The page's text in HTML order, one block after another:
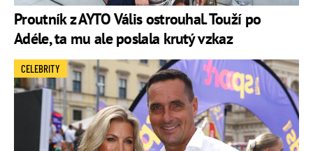
Proutník z AYTO Vális ostrouhal. Touží po
Adéle, ta mu ale poslala krutý vzkaz
CELEBRITY